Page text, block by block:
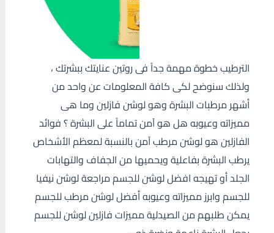
الترطيب خطوة مهمة جداً فى روتين عنايتك ببشرتك ،
ولذلك سنوضح لكى كافة المعلومات عن واحد من
أشهر مرطبات البشرة وهو لوشن فازلين وما هى
مميزاته وعيوبه هل هو آمن تماماً على البشرة ؟ فوائد
الفازلين هو لوشن مرطب آمن بالنسبة لمعظم الأشخاص
يرطب البشرة بفاعلية ويحميها من الجفاف والتهابات
الجلد أو تهيجه افضل لوشن للجسم مراجعة لوشن نيفيا
للجسم وابرز مميزاته وعيوبه أفضل لوشن مرطب للجسم
يمكن طلبهم من الصيدلية مميزات فازلين لوشن للجسم